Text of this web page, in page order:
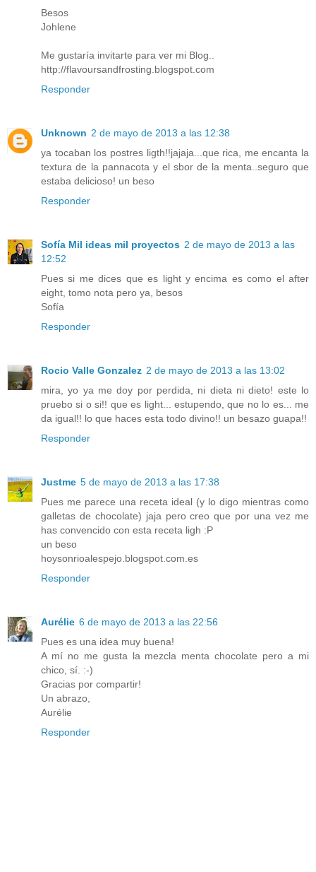
Besos
Johlene
Me gustaría invitarte para ver mi Blog..
http://flavoursandfrosting.blogspot.com
Responder
Unknown 2 de mayo de 2013 a las 12:38
ya tocaban los postres ligth!!jajaja...que rica, me encanta la
textura de la pannacota y el sbor de la menta..seguro que
estaba delicioso! un beso
Responder
Sofía Mil ideas mil proyectos 2 de mayo de 2013 a las
12:52
Pues si me dices que es light y encima es como el after
eight, tomo nota pero ya, besos
Sofía
Responder
Rocio Valle Gonzalez 2 de mayo de 2013 a las 13:02
mira, yo ya me doy por perdida, ni dieta ni dieto! este lo
pruebo si o si!! que es light... estupendo, que no lo es... me
da igual!! lo que haces esta todo divino!! un besazo guapa!!
Responder
Justme 5 de mayo de 2013 a las 17:38
Pues me parece una receta ideal (y lo digo mientras como
galletas de chocolate) jaja pero creo que por una vez me
has convencido con esta receta ligh :P
un beso
hoysonrioalespejo.blogspot.com.es
Responder
Aurélie 6 de mayo de 2013 a las 22:56
Pues es una idea muy buena!
A mí no me gusta la mezcla menta chocolate pero a mi
chico, sí. :-)
Gracias por compartir!
Un abrazo,
Aurélie
Responder